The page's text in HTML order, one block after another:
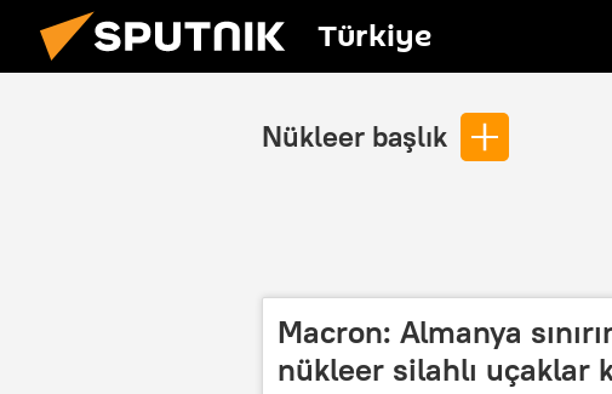
Türkiye
Nükleer başlık
Macron: Almanya
nükleer silahlı uçaklar